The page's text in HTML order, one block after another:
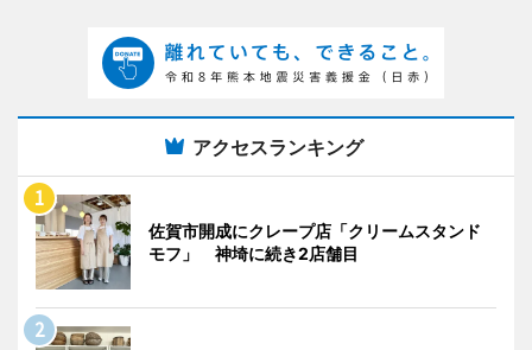
アクセスランキング
佐賀市開成にクレープ店「クリームスタンド
モフ」 神埼に続き2店舗目